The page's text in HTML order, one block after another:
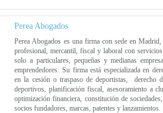
Perea Abogados
Perea Abogados es una firma con sede en
profesional, mercantil, fiscal y laboral con
solo a particulares, pequeñas y medianas
emprendedores. Su firma está especializada en
en la cesión o traspaso de deportistas, derecho
deportivos, planificación fiscal, asesoramiento a
optimización financiera, constitución de
socios fundadores, marcas, patentes y lanzamientos.